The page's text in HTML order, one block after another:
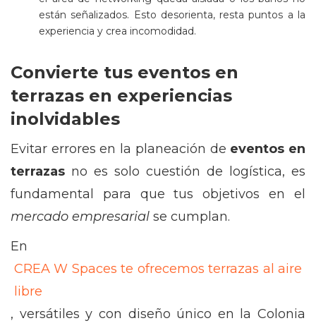
están señalizados. Esto desorienta, resta puntos a la
experiencia y crea incomodidad.
Convierte tus eventos en
terrazas en experiencias
inolvidables
Evitar errores en la planeación de eventos en
terrazas no es solo cuestión de logística, es
fundamental para que tus objetivos en el
mercado empresarial se cumplan.
En
CREA W Spaces te ofrecemos terrazas al aire
libre
, versátiles y con diseño único en la Colonia